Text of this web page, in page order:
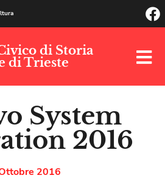
di Storia
di Trieste
System
2016
2016